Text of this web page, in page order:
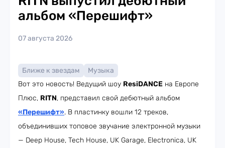
альбом «Перешифт»
07 августа 2026
Ближе к звездам
Музыка
Вот это новость! Ведущий шоу ResiDANCE на Европе
Плюс, RITN, представил свой дебютный альбом
«Перешифт». В пластинку вошли 12 треков,
объединивших топовое звучание электронной музыки
— Deep House, Tech House, UK Garage, Electronica, UK